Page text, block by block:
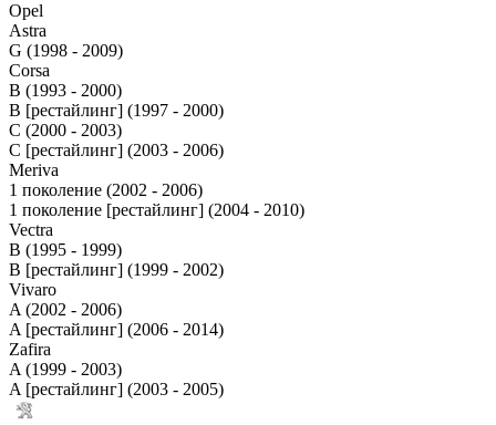
Opel
Astra
G (1998 - 2009)
Corsa
B (1993 - 2000)
B [рестайлинг] (1997 - 2000)
C (2000 - 2003)
C [рестайлинг] (2003 - 2006)
Meriva
1 поколение (2002 - 2006)
1 поколение [рестайлинг] (2004 - 2010)
Vectra
B (1995 - 1999)
B [рестайлинг] (1999 - 2002)
Vivaro
A (2002 - 2006)
A [рестайлинг] (2006 - 2014)
Zafira
A (1999 - 2003)
A [рестайлинг] (2003 - 2005)